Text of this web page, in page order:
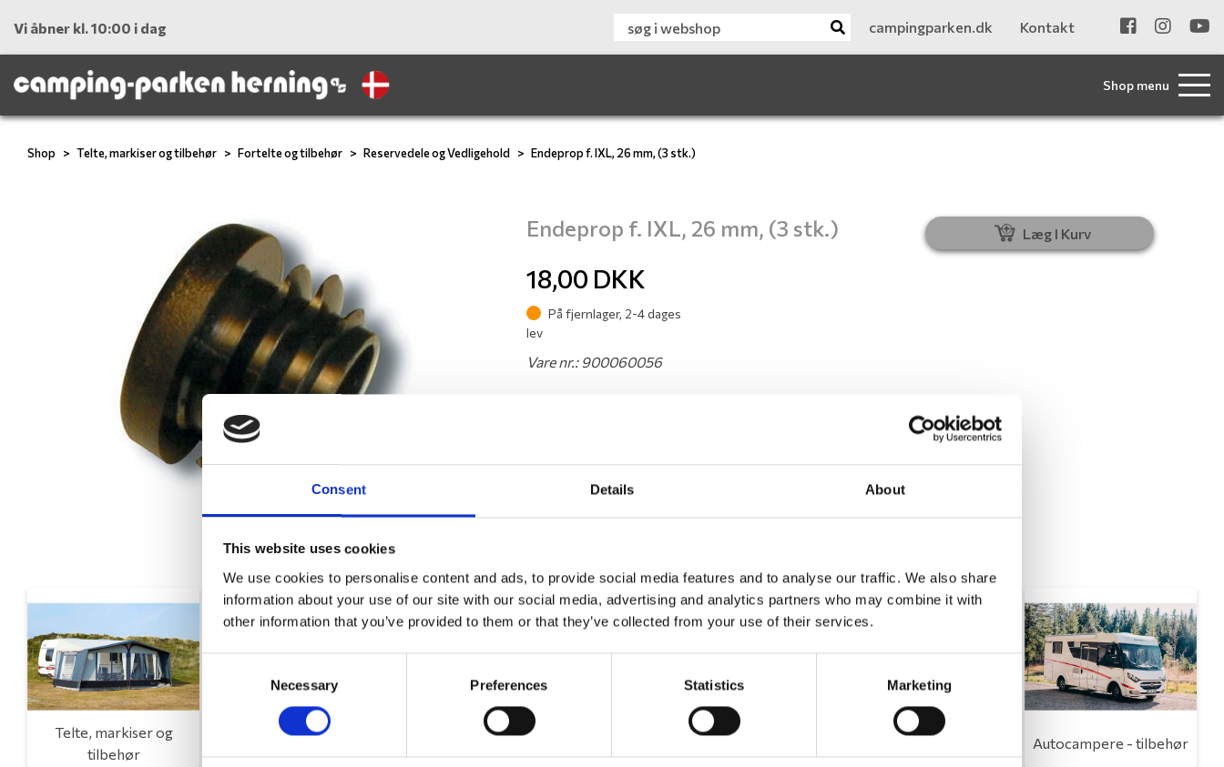
Consent Details About
This website uses cookies
We use cookies to personalise content and ads, to provide social media features and to analyse our traffic. We also share
information about your use of our site with our social media, advertising and analytics partners who may combine it with
other information that you’ve provided to them or that they’ve collected from your use of their services.
Necessary Preferences Statistics Marketing
Vi åbner kl. 10:00 i dag campingparken.dk Kontakt
Shop menu
Shop Telte, markiser og tilbehør Fortelte og tilbehør Reservedele og Vedligehold Endeprop f. IXL, 26 mm, (3 stk.)
Endeprop f. IXL, 26 mm, (3 stk.)
18,00 DKK
På fjernlager, 2-4 dages
lev
Vare nr.: 900060056
Læg I Kurv
Telte, markiser og
tilbehør
Autocampere - tilbehør